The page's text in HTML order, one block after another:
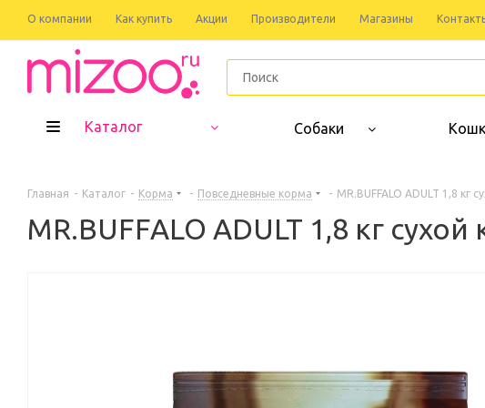
О компании Как купить Акции Производители Магазины
Каталог Собаки
Главная - Каталог - Корма - Повседневные корма - MR.BUFFALO ADULT 1,8 кг
MR.BUFFALO ADULT 1,8 кг